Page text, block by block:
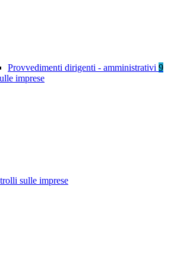
Provvedimenti dirigenti - amministrativi 9
imprese
sulle imprese